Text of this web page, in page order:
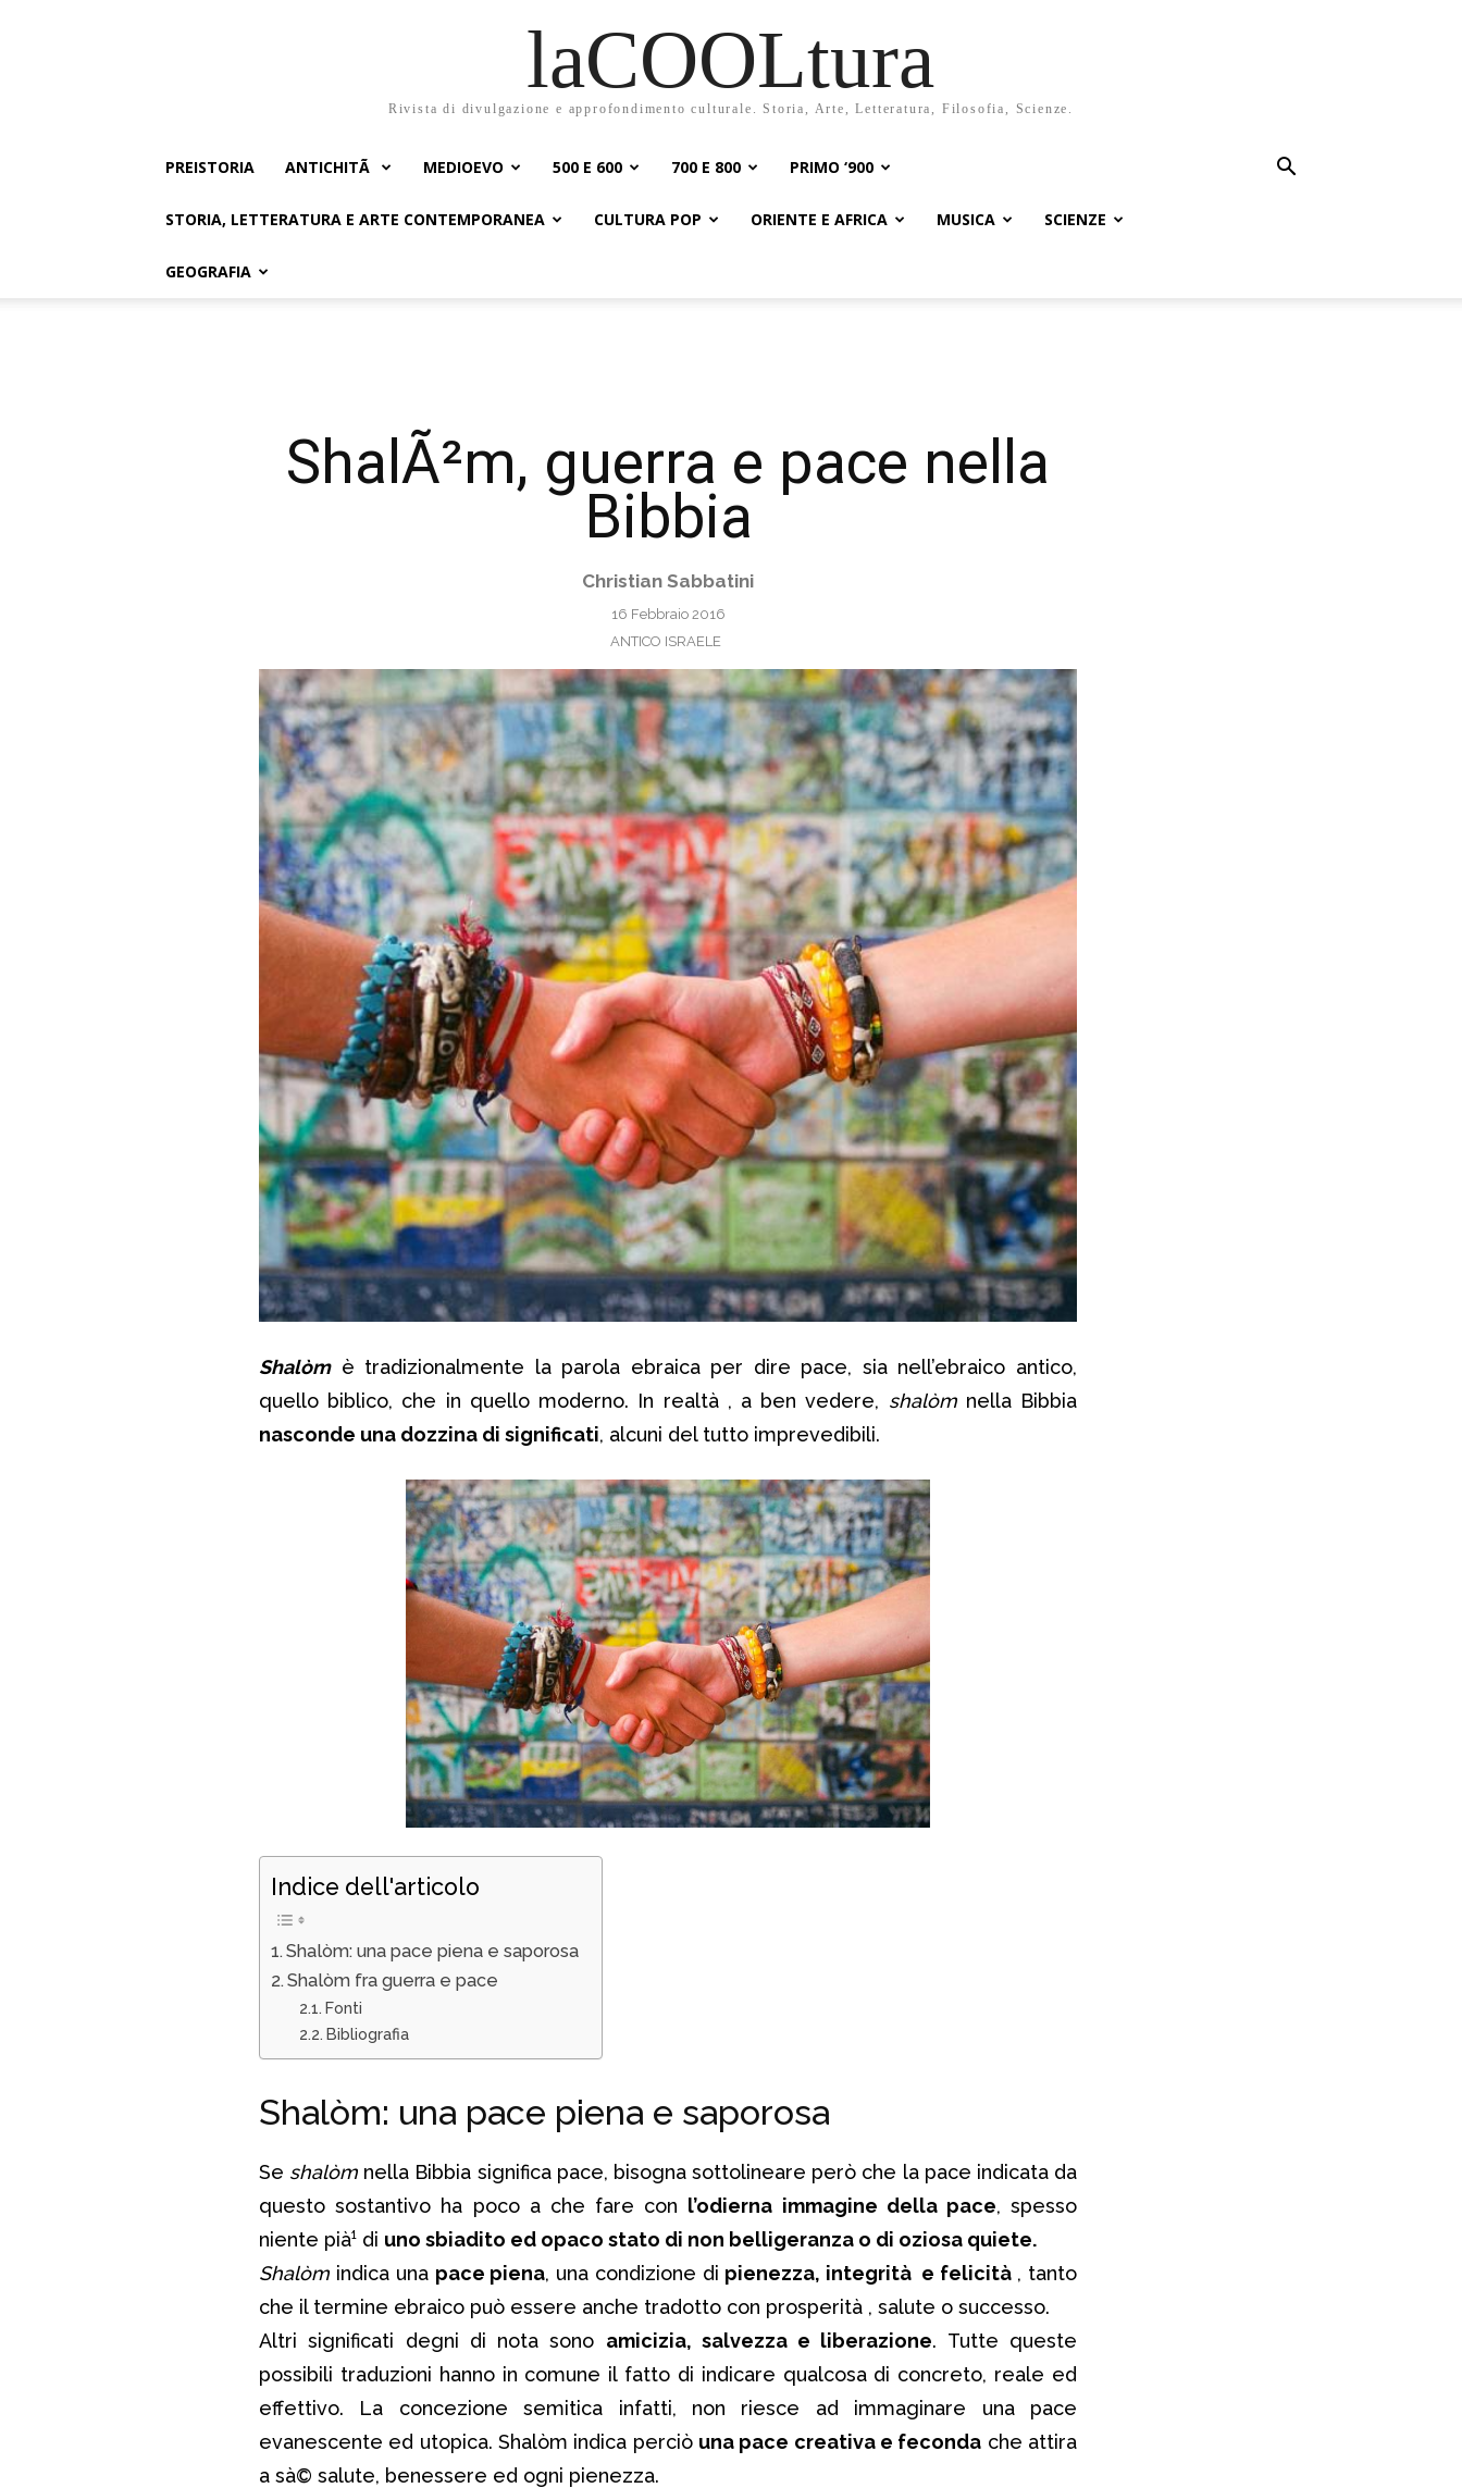
laCOOLtura
Rivista di divulgazione e approfondimento culturale. Storia, Arte, Letteratura, Filosofia, Scienze.
PREISTORIA ANTICHITÃ MEDIOEVO 500 E 600 700 E 800 PRIMO ‘900
STORIA, LETTERATURA E ARTE CONTEMPORANEA CULTURA POP ORIENTE E AFRICA MUSICA SCIENZE
GEOGRAFIA
ShalÃ²m, guerra e pace nella
Bibbia
Christian Sabbatini
16 Febbraio 2016
ANTICO ISRAELE
Shalòm è tradizionalmente la parola ebraica per dire pace, sia nell’ebraico antico,
quello biblico, che in quello moderno. In realtà , a ben vedere, shalòmnella Bibbia
nasconde una dozzina di significati, alcuni del tutto imprevedibili.
Indice dell'articolo
Shalòm: una pace piena e saporosa
Shalòm fra guerra e pace
Fonti
Bibliografia
Shalòm: una pace piena e saporosa
Se shalòm nella Bibbia significa pace, bisogna sottolineare però che la pace indicata da
questo sostantivo ha poco a che fare con l’odierna immagine della pace, spesso
niente pià¹ di uno sbiadito ed opaco stato di non belligeranza o di oziosa quiete.
Shalòm indica una pace piena, una condizione di pienezza, integrità e felicità , tanto
che il termine ebraico può essere anche tradotto con prosperità , salute o successo.
Altri significati degni di nota sono amicizia, salvezza e liberazione. Tutte queste
possibili traduzioni hanno in comune il fatto di indicare qualcosa di concreto, reale ed
effettivo. La concezione semitica infatti, non riesce ad immaginare una pace
evanescente ed utopica. Shalòm indica perciò una pace creativa e feconda che attira
a sà© salute, benessere ed ogni pienezza.